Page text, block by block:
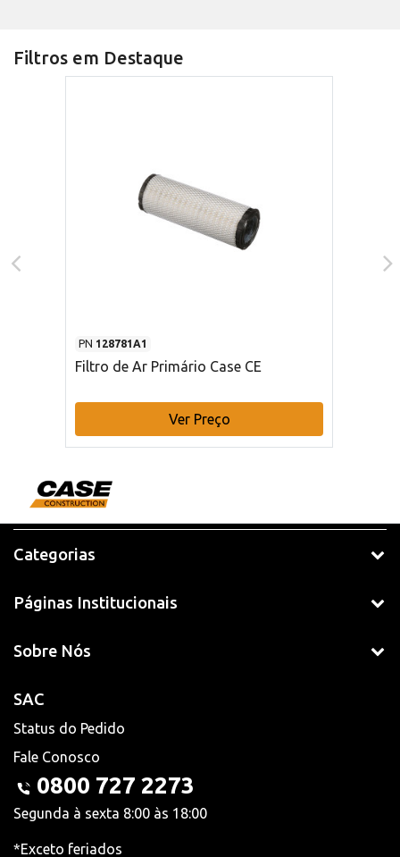
Filtros em Destaque
PN 128781A1
Filtro de Ar Primário Case CE
Ver Preço
Categorias
Páginas Institucionais
Sobre Nós
SAC
Status do Pedido
Fale Conosco
0800 727 2273
Segunda à sexta 8:00 às 18:00
*Exceto feriados